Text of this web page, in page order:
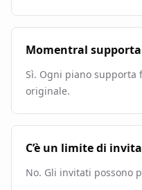
Momentral
Sì. Ogni piano supporta
originale.
C’è un limite di
No. Gli invitati possono